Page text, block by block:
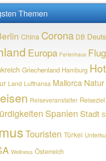
Themen
China Corona DB
Europa Ferienhaus
Griechenland Hamburg
Land Lufthansa Mallorca Natur
Reiseveranstalter Reiseziel
Spanien Stadt
Touristen Türkei
Wellness Österreich